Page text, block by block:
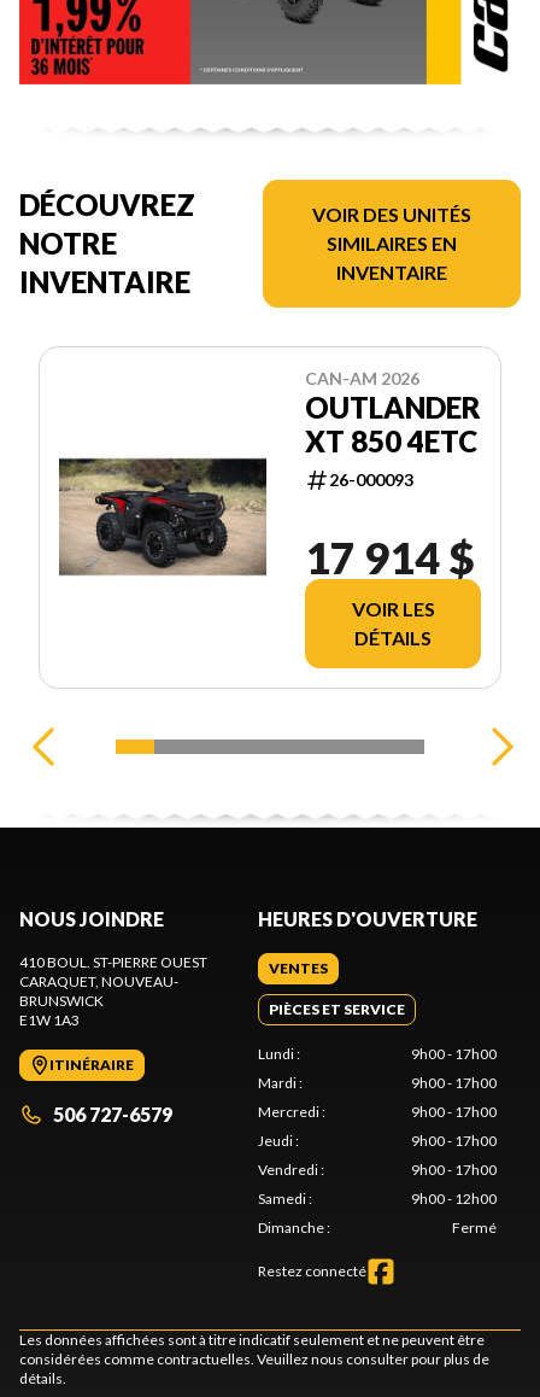
DÉCOUVREZ
NOTRE
INVENTAIRE
VOIR DES UNITÉS
SIMILAIRES EN
INVENTAIRE
CAN-AM 2026
OUTLANDER
XT 850 4ETC
26-000093
17 914 $
VOIR LES
DÉTAILS
NOUS JOINDRE
410 BOUL. ST-PIERRE OUEST
CARAQUET, NOUVEAU-
BRUNSWICK
E1W 1A3
ITINÉRAIRE
506 727-6579
HEURES D'OUVERTURE
VENTES
PIÈCES ET SERVICE
Lundi:
9h00 - 17h00
Mardi:
9h00 - 17h00
Mercredi:
9h00 - 17h00
Jeudi:
9h00 - 17h00
Vendredi:
9h00 - 17h00
Samedi:
9h00 - 12h00
Dimanche: Fermé
Restez connecté
Les données affichées sont à titre indicatif seulement et ne peuvent être
considérées comme contractuelles. Veuillez nous consulter pour plus de
détails.